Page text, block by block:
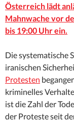
Österreich lädt
Mahnwache vor
bis 19:00 Uhr ein.
Die systematische
iranischen
Protesten
kriminelles
ist die Zahl der
der Proteste seit